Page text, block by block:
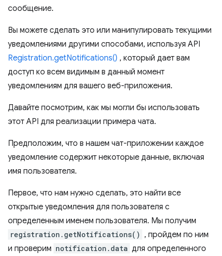
сообщение.
Вы можете сделать это или манипулировать текущими
уведомлениями другими способами, используя API
Registration.getNotifications() , который дает вам
доступ ко всем видимым в данный момент
уведомлениям для вашего веб-приложения.
Давайте посмотрим, как мы могли бы использовать
этот API для реализации примера чата.
Предположим, что в нашем чат-приложении каждое
уведомление содержит некоторые данные, включая
имя пользователя.
Первое, что нам нужно сделать, это найти все
открытые уведомления для пользователя с
определенным именем пользователя. Мы получим
registration.getNotifications() , пройдем по ним
и проверим notification.data для определенного